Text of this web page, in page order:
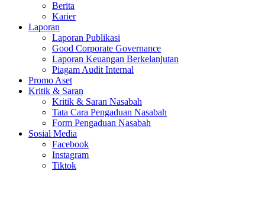
Berita
Karier
Laporan
Laporan Publikasi
Good Corporate Governance
Laporan Keuangan Berkelanjutan
Piagam Audit Internal
Promo Aset
Kritik & Saran
Kritik & Saran Nasabah
Tata Cara Pengaduan Nasabah
Form Pengaduan Nasabah
Sosial Media
Facebook
Instagram
Tiktok